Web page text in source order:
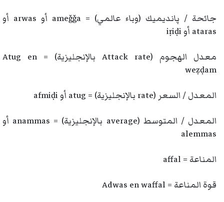
جائحة / پانديميك (وباء عالمي) = ameǧǧa أو arwas أو
ataras أو iṛiḍi
معدل الهجوم (Attack rate بالإنجليزية) = Atug en
weẓḍam
المعدل / السعر (rate بالإنجليزية) = atug أو afmiḍi
المعدل / المتوسط (average بالإنجليزية) = anammas أو
alemmas
المناعة = affal
قوة المناعة = Adwas en waffal